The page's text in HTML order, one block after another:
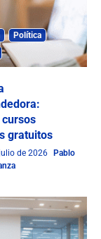
Política
cursos
gratuitos
de 2026
Pablo